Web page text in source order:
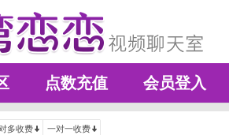
点数充值 会员登入
多收费 一对一收费